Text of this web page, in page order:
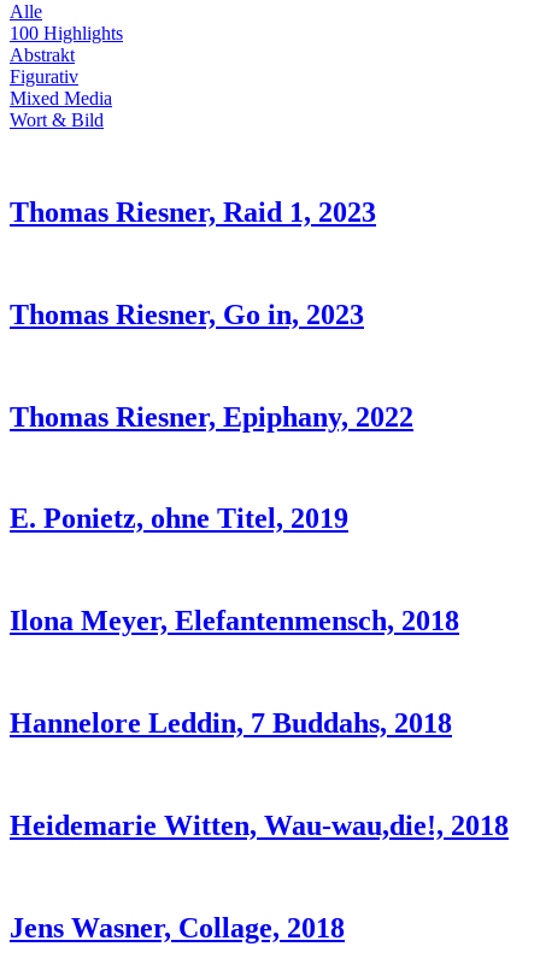
Alle
100 Highlights
Abstrakt
Figurativ
Mixed Media
Wort & Bild
Thomas Riesner, Raid 1, 2023
Thomas Riesner, Go in, 2023
Thomas Riesner, Epiphany, 2022
E. Ponietz, ohne Titel, 2019
Ilona Meyer, Elefantenmensch, 2018
Hannelore Leddin, 7 Buddahs, 2018
Heidemarie Witten, Wau-wau,die!, 2018
Jens Wasner, Collage, 2018